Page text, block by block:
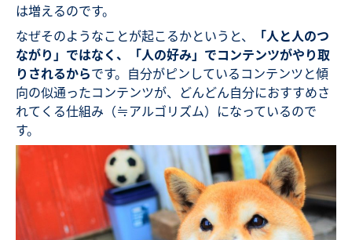
は増えるのです。
なぜそのようなことが起こるかというと、
「人と人のつ
ながり」ではなく、「人の好み」でコンテンツがやり取
りされるからです。自分がピンしているコンテンツと傾
向の似通ったコンテンツが、どんどん自分におすすめさ
れてくる仕組み（≒アルゴリズム）になっているので
す。